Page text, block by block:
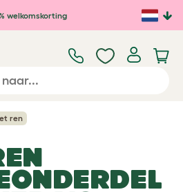
welkomskorting
ren